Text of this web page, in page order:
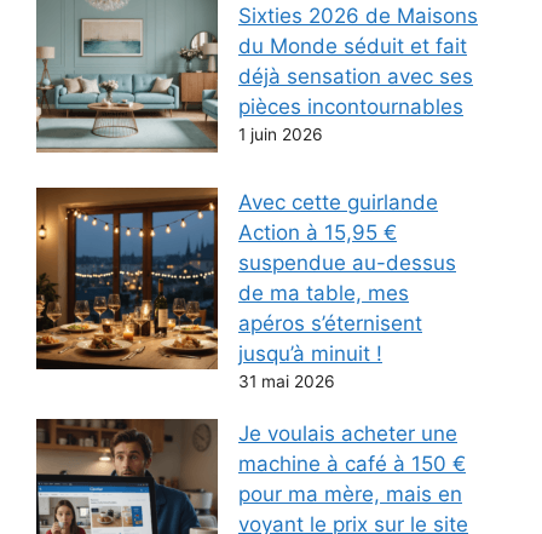
Sixties 2026 de Maisons
du Monde séduit et fait
déjà sensation avec ses
pièces incontournables
1 juin 2026
Avec cette guirlande
Action à 15,95 €
suspendue au-dessus
de ma table, mes
apéros s’éternisent
jusqu’à minuit !
31 mai 2026
Je voulais acheter une
machine à café à 150 €
pour ma mère, mais en
voyant le prix sur le site